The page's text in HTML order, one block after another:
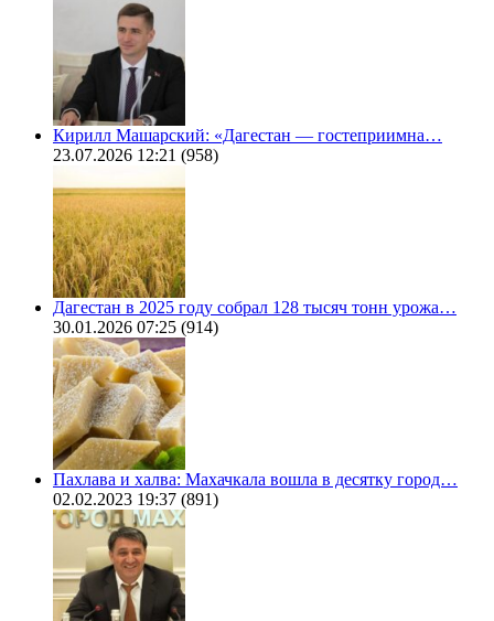
Кирилл Машарский: «Дагестан — гостеприимна…
23.07.2026 12:21 (958)
Дагестан в 2025 году собрал 128 тысяч тонн урожа…
30.01.2026 07:25 (914)
Пахлава и халва: Махачкала вошла в десятку город…
02.02.2023 19:37 (891)